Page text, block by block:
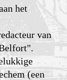
het
van
(een